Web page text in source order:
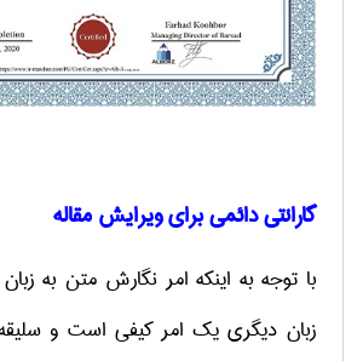
گارانتی دائمی برای ویرایش مقاله
با توجه به اینکه امر نگارش متن به
زبان دیگری یک امر کیفی است و